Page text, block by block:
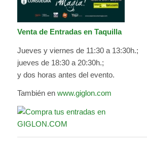
Venta de Entradas en Taquilla
Jueves y viernes de 11:30 a 13:30h.;
jueves de 18:30 a 20:30h.;
y dos horas antes del evento.
También en www.giglon.com